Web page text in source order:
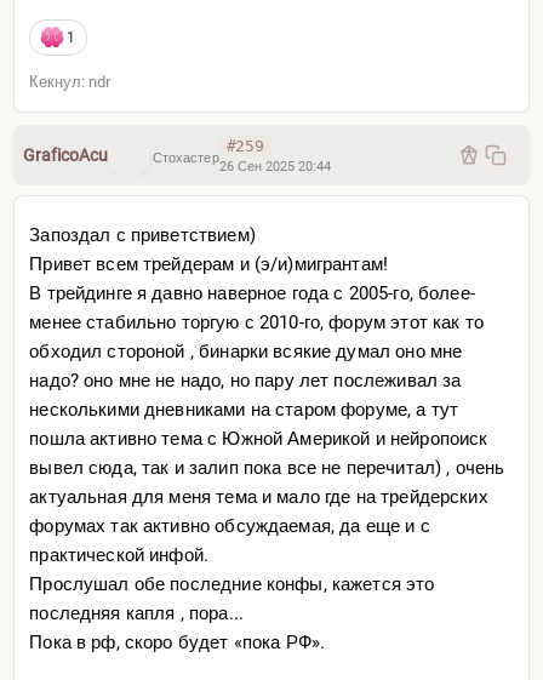
1
Кекнул: ndr
GraficoAcu Стохастер
#259
26 Сен 2025 20:44
Запоздал с приветствием)
Привет всем трейдерам и (э/и)мигрантам!
В трейдинге я давно наверное года с 2005-го, более-
менее стабильно торгую с 2010-го, форум этот как то
обходил стороной , бинарки всякие думал оно мне
надо? оно мне не надо, но пару лет послеживал за
несколькими дневниками на старом форуме, а тут
пошла активно тема с Южной Америкой и нейропоиск
вывел сюда, так и залип пока все не перечитал) , очень
актуальная для меня тема и мало где на трейдерских
форумах так активно обсуждаемая, да еще и с
практической инфой.
Прослушал обе последние конфы, кажется это
последняя капля , пора...
Пока в рф, скоро будет «пока РФ».